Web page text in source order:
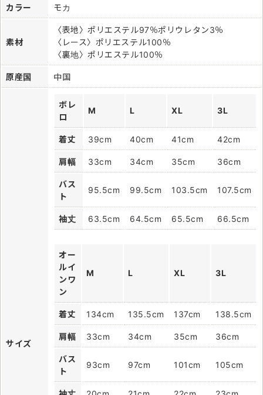
カラー モカ
素材
〈表地〉ポリエステル97％ポリウレタン3％
〈レース〉ポリエステル100％
〈裏地〉ポリエステル100％
原産国 中国
サイズ
ボレ
ロ
M L XL 3L
着丈 39cm 40cm 41cm 42cm
肩幅 33cm 34cm 35cm 36cm
バス
ト
95.5cm 99.5cm 103.5cm 107.5cm
袖丈 63.5cm 64.5cm 65.5cm 66.5cm
オー
ルイ
ンワ
ン
M L XL 3L
着丈 134cm 135.5cm 137cm 138.5cm
肩幅 33cm 34cm 35cm 36cm
バス
ト
93cm 97cm 101cm 105cm